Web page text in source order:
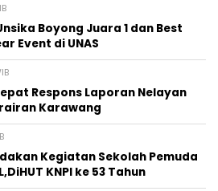
Boyong Juara 1 dan Best
Event di UNAS
Respons Laporan Nelayan
Karawang
Kegiatan Sekolah Pemuda
KNPI ke 53 Tahun